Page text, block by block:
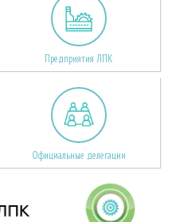
Предприятия ЛПК
Официальные делегации